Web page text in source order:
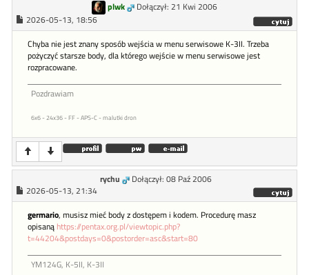
plwk
Dołączył: 21 Kwi 2006
2026-05-13, 18:56
Chyba nie jest znany sposób wejścia w menu serwisowe K-3II. Trzeba
pożyczyć starsze body, dla którego wejście w menu serwisowe jest
rozpracowane.
Pozdrawiam
6x6 - 24x36 - FF - APS-C - malutki dron
rychu
Dołączył: 08 Paź 2006
2026-05-13, 21:34
germario, musisz mieć body z dostępem i kodem. Procedurę masz
opisaną https://pentax.org.pl/viewtopic.php?
t=44204&postdays=0&postorder=asc&start=80
YM124G, K-5II, K-3II